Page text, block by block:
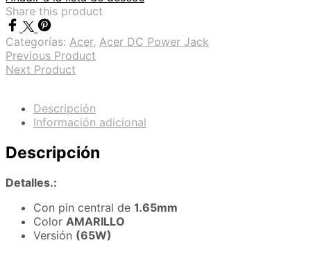
Share this product
Categorías: Acer, Acer DC Power Jack
Previous Product
Next Product
Descripción
Información adicional
Descripción
Detalles.:
Con pin central de 1.65mm
Color AMARILLO
Versión (65W)